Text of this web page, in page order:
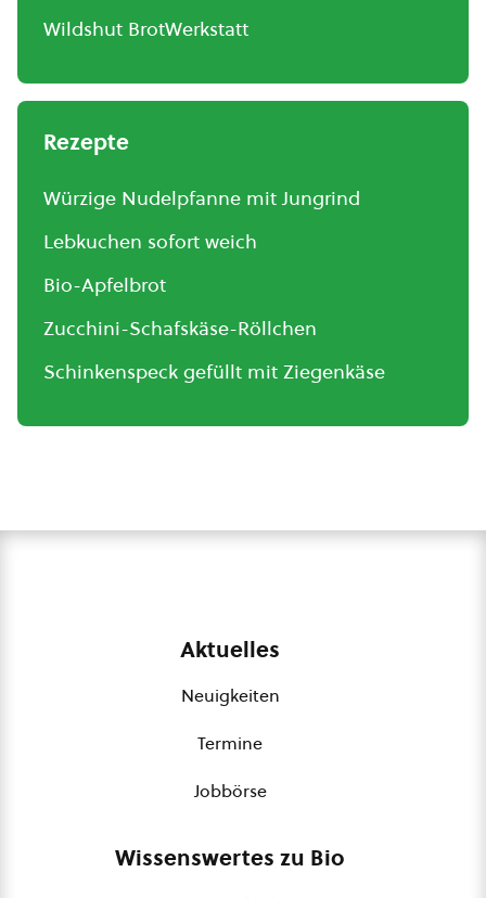
Wildshut BrotWerkstatt
Rezepte
Würzige Nudelpfanne mit Jungrind
Lebkuchen sofort weich
Bio-Apfelbrot
Zucchini-Schafskäse-Röllchen
Schinkenspeck gefüllt mit Ziegenkäse
Aktuelles
Neuigkeiten
Termine
Jobbörse
Wissenswertes zu Bio